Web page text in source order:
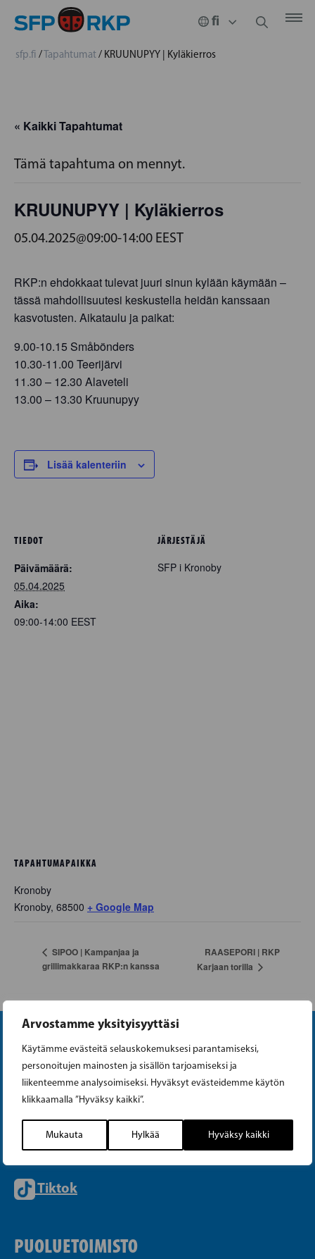
Arvostamme yksityisyyttäsi
Käytämme evästeitä selauskokemuksesi parantamiseksi,
personoitujen mainosten ja sisällön tarjoamiseksi ja
liikenteemme analysoimiseksi. Hyväksyt evästeidemme käytön
klikkaamalla ”Hyväksy kaikki”.
Mukauta Hylkää Hyväksy kaikki
sfp.fi /Tapahtumat/ KRUUNUPYY | Kyläkierros
« Kaikki Tapahtumat
Tämä tapahtuma on mennyt.
KRUUNUPYY | Kyläkierros
05.04.2025@09:00-14:00 EEST
RKP:n ehdokkaat tulevat juuri sinun kylään käymään –
tässä mahdollisuutesi keskustella heidän kanssaan
kasvotusten. Aikataulu ja paikat:
9.00-10.15 Småbönders
10.30-11.00 Teerijärvi
11.30 – 12.30 Alaveteli
13.00 – 13.30 Kruunupyy
Lisää kalenteriin
TIEDOT
Päivämäärä:
05.04.2025
Aika:
09:00-14:00 EEST
JÄRJESTÄJÄ
SFP i Kronoby
TAPAHTUMAPAIKKA
Kronoby
Kronoby, 68500 + Google Map
SIPOO | Kampanjaa ja
grillimakkaraa RKP:n kanssa
RAASEPORI | RKP
Karjaan torilla
Facebook
Tiktok
PUOLUETOIMISTO